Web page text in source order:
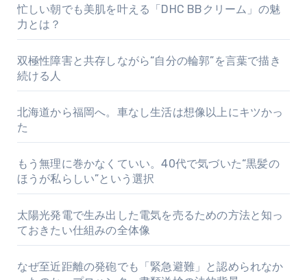
忙しい朝でも美肌を叶える「DHC BBクリーム」の魅
力とは？
双極性障害と共存しながら“自分の輪郭”を言葉で描き
続ける人
北海道から福岡へ。車なし生活は想像以上にキツかっ
た
もう無理に巻かなくていい。40代で気づいた“黒髪の
ほうが私らしい”という選択
太陽光発電で生み出した電気を売るための方法と知っ
ておきたい仕組みの全体像
なぜ至近距離の発砲でも「緊急避難」と認められなか